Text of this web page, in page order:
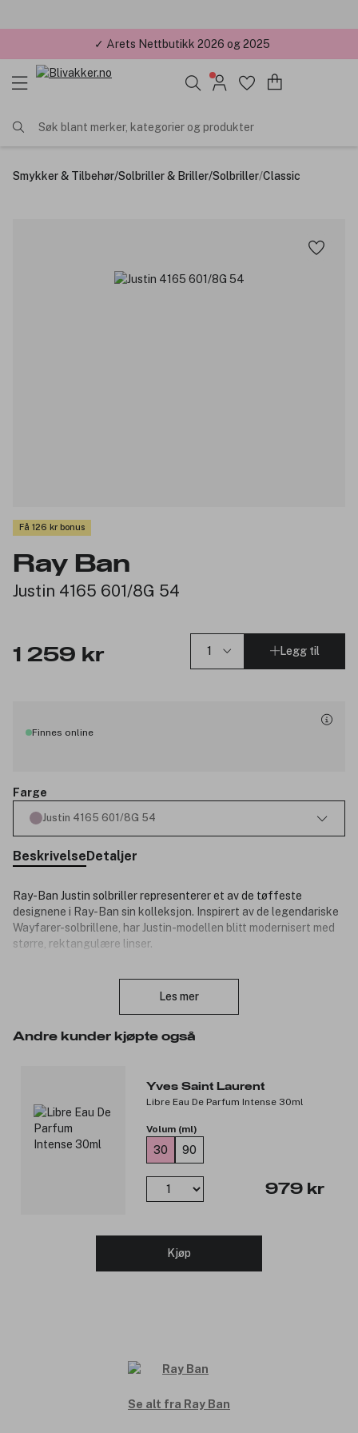
✓ Årets Nettbutikk 2026 og 2025
Søk blant merker, kategorier og produkter
Smykker & Tilbehør/Solbriller & Briller/Solbriller/Classic
Få 126 kr bonus
Ray Ban
Justin 4165 601/8G 54
1 259 kr Legg til
Finnes online
Farge
Justin 4165 601/8G 54
BeskrivelseDetaljer
Ray-Ban Justin solbriller representerer et av de tøffeste
designene i Ray-Ban sin kolleksjon. Inspirert av de legendariske
Wayfarer-solbrillene, har Justin-modellen blitt modernisert med
større, rektangulære linser.
Passform stang: Høy bro
Brobredde: 54 16mm
Stanglengde: 145mm
Rammemateriale: Injisert
Stangfarge: Svart
Glassfarge: Gradert grå
Modell: RB4165 601/8G 54-16
Les mer
Andre kunder kjøpte også
Yves Saint Laurent
Libre Eau De Parfum Intense 30ml
Volum (ml)
30 90
979 kr
Kjøp
Se alt fra Ray Ban